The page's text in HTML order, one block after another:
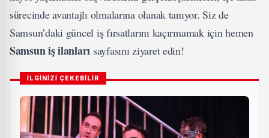
sürecinde avantajlı olmalarına olanak tanıyor. Siz de
Samsun’daki güncel iş fırsatlarını kaçırmamak için hemen
Samsun iş ilanları sayfasını ziyaret edin!
İLGİNİZİ ÇEKEBİLİR